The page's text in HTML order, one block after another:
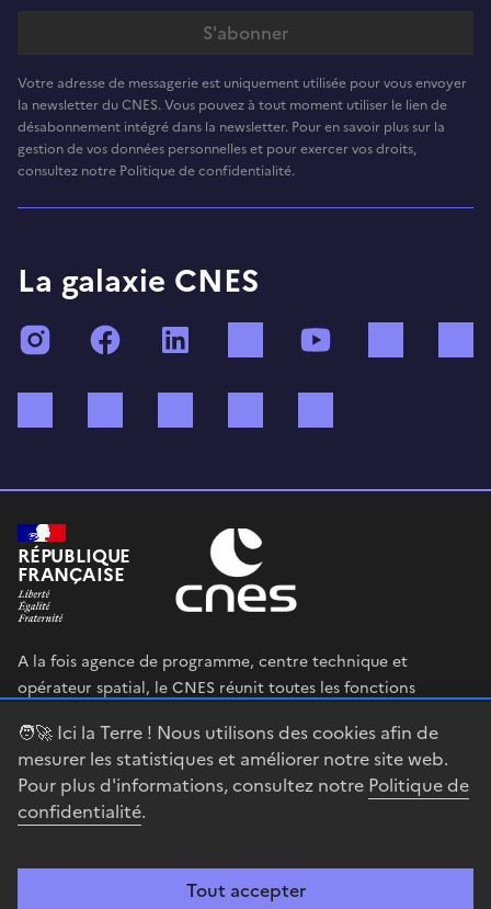
🧑‍🚀 Ici la Terre ! Nous utilisons des cookies afin de
mesurer les statistiques et améliorer notre site web.
Pour plus d'informations, consultez notre Politique de
confidentialité.
Tout accepter
Votre adresse de messagerie est uniquement utilisée pour vous envoyer
la newsletter du CNES. Vous pouvez à tout moment utiliser le lien de
désabonnement intégré dans la newsletter. Pour en savoir plus sur la
gestion de vos données personnelles et pour exercer vos droits,
consultez notre Politique de confidentialité.
La galaxie CNES
InstagramFacebook TikTok
RÉPUBLIQUE
FRANÇAISE
A la fois agence de programme, centre technique et
opérateur spatial, le CNES réunit toutes les fonctions
en œuvre sa stratégie spatiale.
legifrance.gouv.fr
gouvernement.fr
Accessibilité : partiellement conforme Mentions légales